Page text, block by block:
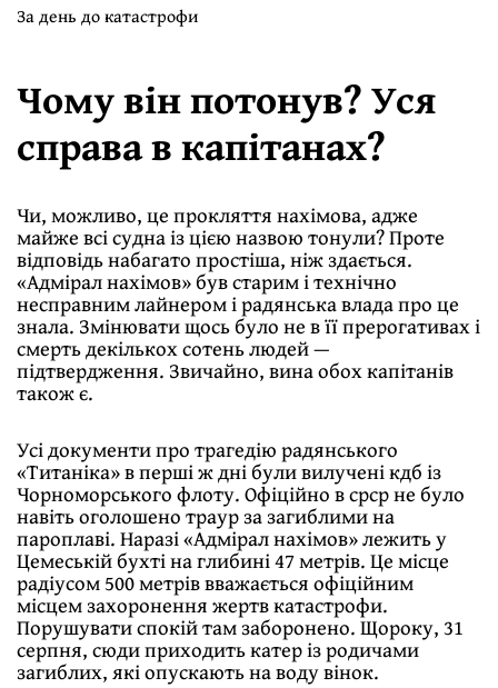
За день до катастрофи
Чому він потонув? Уся
справа в капітанах?
Чи, можливо, це прокляття нахімова, адже
майже всі судна із цією назвою тонули? Проте
відповідь набагато простіша, ніж здається.
«Адмірал нахімов» був старим і технічно
несправним лайнером і радянська влада про це
знала. Змінювати щось було не в її прерогативах і
смерть декількох сотень людей —
підтвердження. Звичайно, вина обох капітанів
також є.
Усі документи про трагедію радянського
«Титаніка» в перші ж дні були вилучені кдб із
Чорноморського флоту. Офіційно в срср не було
навіть оголошено траур за загиблими на
пароплаві. Наразі «Адмірал нахімов» лежить у
Цемеській бухті на глибині 47 метрів. Це місце
радіусом 500 метрів вважається офіційним
місцем захоронення жертв катастрофи.
Порушувати спокій там заборонено. Щороку, 31
серпня, сюди приходить катер із родичами
загиблих, які опускають на воду вінок.